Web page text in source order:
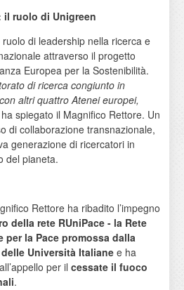
il ruolo di Unigreen
di leadership nella ricerca e
attraverso il progetto
Europea per la Sostenibilità.
di ricerca congiunto in
altri quattro Atenei europei,
ha spiegato il Magnifico Rettore. Un
di collaborazione transnazionale,
generazione di ricercatori in
del pianeta.
Rettore ha ribadito l’impegno
della rete RUniPace - la Rete
la Pace promossa dalla
Università Italiane e ha
per il cessate il fuoco
.